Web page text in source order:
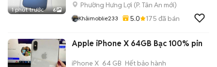
1 phút trước 6
Phường Hưng Lợi (P. Tân An mới)
Khảimoblie233 5.0 175 đã bán
Apple iPhone X 64GB Bạc 100% pin
iPhone X 64 GB Hết bảo hành